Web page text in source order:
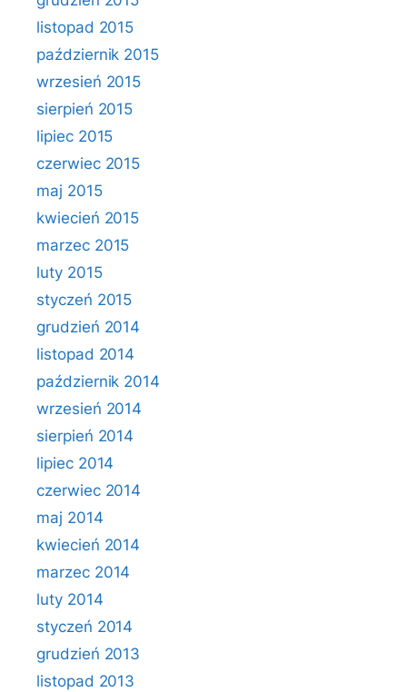
listopad 2015
październik 2015
wrzesień 2015
sierpień 2015
lipiec 2015
czerwiec 2015
maj 2015
kwiecień 2015
marzec 2015
luty 2015
styczeń 2015
grudzień 2014
listopad 2014
październik 2014
wrzesień 2014
sierpień 2014
lipiec 2014
czerwiec 2014
maj 2014
kwiecień 2014
marzec 2014
luty 2014
styczeń 2014
grudzień 2013
listopad 2013